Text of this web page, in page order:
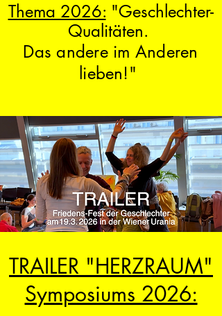
Thema 2026: "Geschlechter-
Qualitäten.
Das andere im Anderen
lieben!"
TRAILER "HERZRAUM"
Symposiums 2026: